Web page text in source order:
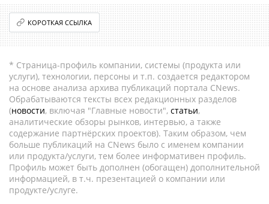
КОРОТКАЯ ССЫЛКА
* Страница-профиль компании, системы (продукта или
услуги), технологии, персоны и т.п. создается редактором
на основе анализа архива публикаций портала CNews.
Обрабатываются тексты всех редакционных разделов
(новости, включая "Главные новости", статьи,
аналитические обзоры рынков, интервью, а также
содержание партнёрских проектов). Таким образом, чем
больше публикаций на CNews было с именем компании
или продукта/услуги, тем более информативен профиль.
Профиль может быть дополнен (обогащен) дополнительной
информацией, в т.ч. презентацией о компании или
продукте/услуге.